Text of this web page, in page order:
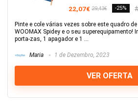
22,07€ 29,43€ -25%
Pinte e cole várias vezes sobre este quadro
WOOMAX Spidey e o seu superequipamento!
porta-zas, 1 apagador e 1 ...
Maria 1 de Dezembro, 2023
VER OFERTA